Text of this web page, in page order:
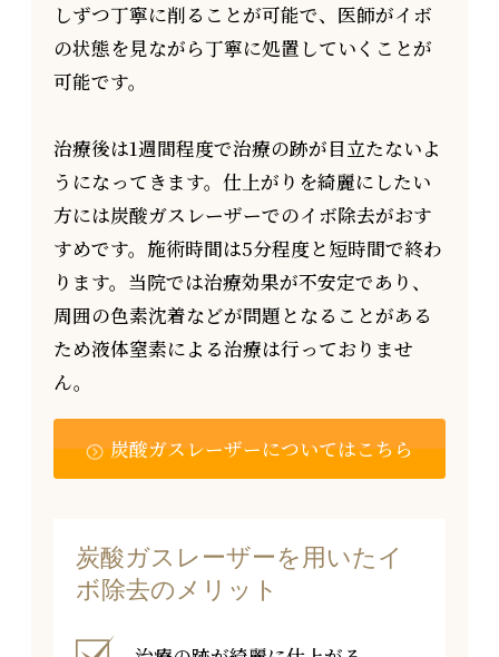
しずつ丁寧に削ることが可能で、医師がイボ
の状態を見ながら丁寧に処置していくことが
可能です。
治療後は1週間程度で治療の跡が目立たないよ
うになってきます。仕上がりを綺麗にしたい
方には炭酸ガスレーザーでのイボ除去がおす
すめです。施術時間は5分程度と短時間で終わ
ります。当院では治療効果が不安定であり、
周囲の色素沈着などが問題となることがある
ため液体窒素による治療は行っておりませ
ん。
炭酸ガスレーザーについてはこちら
炭酸ガスレーザーを用いたイ
ボ除去のメリット